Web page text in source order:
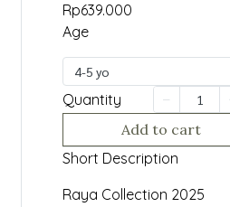
Rp639.000
Age
4-5 yo
Quantity
Add to cart
Short Description
Raya Collection 2025